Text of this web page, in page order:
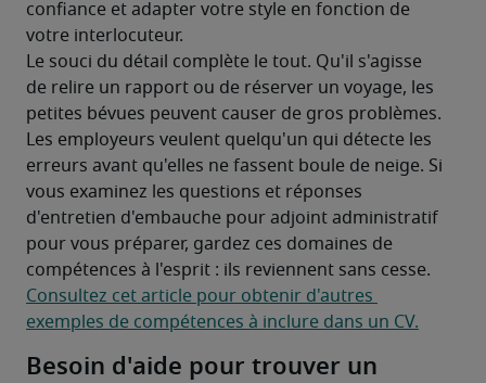
confiance et adapter votre style en fonction de
votre interlocuteur.
Le souci du détail complète le tout. Qu'il s'agisse
de relire un rapport ou de réserver un voyage, les
petites bévues peuvent causer de gros problèmes.
Les employeurs veulent quelqu'un qui détecte les
erreurs avant qu'elles ne fassent boule de neige. Si
vous examinez les questions et réponses
d'entretien d'embauche pour adjoint administratif
pour vous préparer, gardez ces domaines de
compétences à l'esprit : ils reviennent sans cesse.
Consultez cet article pour obtenir d'autres
exemples de compétences à inclure dans un CV.
Besoin d'aide pour trouver un